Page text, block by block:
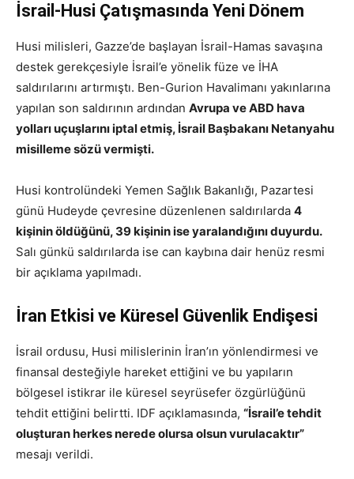
İsrail-Husi Çatışmasında Yeni Dönem
Husi milisleri, Gazze’de başlayan İsrail-Hamas savaşına
destek gerekçesiyle İsrail’e yönelik füze ve İHA
saldırılarını artırmıştı. Ben-Gurion Havalimanı yakınlarına
yapılan son saldırının ardından Avrupa ve ABD hava
yolları uçuşlarını iptal etmiş, İsrail Başbakanı Netanyahu
misilleme sözü vermişti.
Husi kontrolündeki Yemen Sağlık Bakanlığı, Pazartesi
günü Hudeyde çevresine düzenlenen saldırılarda 4
kişinin öldüğünü, 39 kişinin ise yaralandığını duyurdu.
Salı günkü saldırılarda ise can kaybına dair henüz resmi
bir açıklama yapılmadı.
İran Etkisi ve Küresel Güvenlik Endişesi
İsrail ordusu, Husi milislerinin İran’ın yönlendirmesi ve
finansal desteğiyle hareket ettiğini ve bu yapıların
bölgesel istikrar ile küresel seyrüsefer özgürlüğünü
tehdit ettiğini belirtti. IDF açıklamasında, “İsrail’e tehdit
oluşturan herkes nerede olursa olsun vurulacaktır”
mesajı verildi.